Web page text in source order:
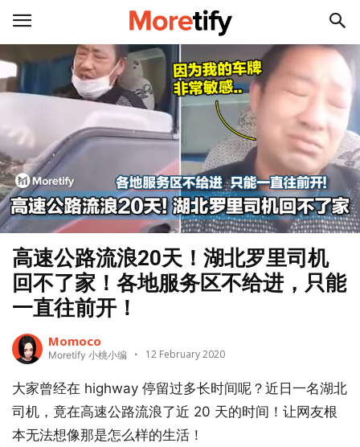
高速公路流浪20天！湖北罗里司机
回不了家！各地服务区不给进，只能
一直往前开！
Momoco
Moretify 小桃小编 12 February 2020
大家曾经在 highway 停留过多长时间呢？近日一名湖北
司机，竟在高速公路流浪了近 20 天的时间！让网友根
本无法想像那是怎么样的生活！